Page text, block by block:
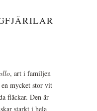
, art i familjen
mycket stor vit
fläckar. Den är
starkt i hela